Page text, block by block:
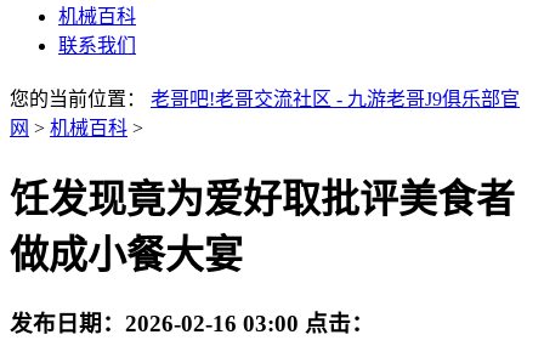
机械百科
联系我们
您的当前位置： 老哥吧!老哥交流社区 - 九游老哥J9俱乐部官
网 > 机械百科 >
饪发现竟为爱好取批评美食者
做成小餐大宴
发布日期： 2026-02-16 03:00 点击：